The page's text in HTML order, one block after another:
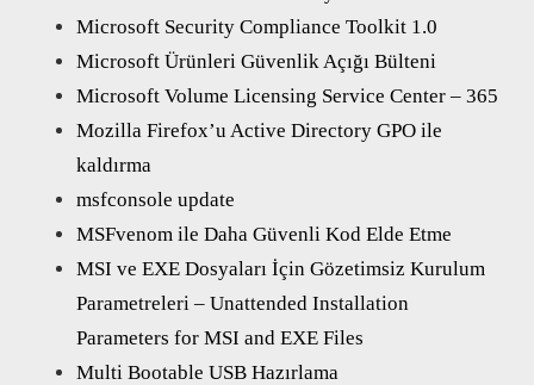
Microsoft Security Compliance Toolkit 1.0
Microsoft Ürünleri Güvenlik Açığı Bülteni
Microsoft Volume Licensing Service Center – 365
Mozilla Firefox’u Active Directory GPO ile
kaldırma
msfconsole update
MSFvenom ile Daha Güvenli Kod Elde Etme
MSI ve EXE Dosyaları İçin Gözetimsiz Kurulum
Parametreleri – Unattended Installation
Parameters for MSI and EXE Files
Multi Bootable USB Hazırlama